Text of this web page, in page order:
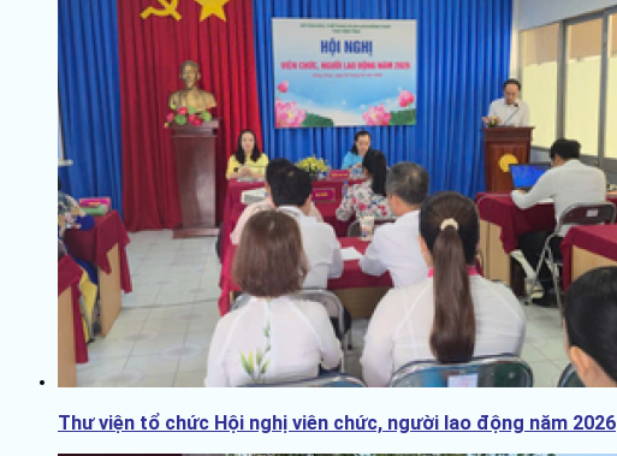
Thư viện tổ chức Hội nghị viên chức, người lao động năm 2026